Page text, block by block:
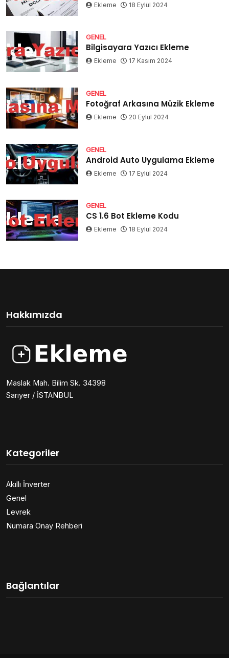
Ekleme 18 Eylül 2024
GENEL
Bilgisayara Yazıcı Ekleme
Ekleme 17 Kasım 2024
GENEL
Fotoğraf Arkasına Müzik Ekleme
Ekleme 20 Eylül 2024
GENEL
Android Auto Uygulama Ekleme
Ekleme 17 Eylül 2024
GENEL
CS 1.6 Bot Ekleme Kodu
Ekleme 18 Eylül 2024
Hakkımızda
Maslak Mah. Bilim Sk. 34398
Sarıyer / İSTANBUL
Kategoriler
Akıllı İnverter
Genel
Levrek
Numara Onay Rehberi
Bağlantılar